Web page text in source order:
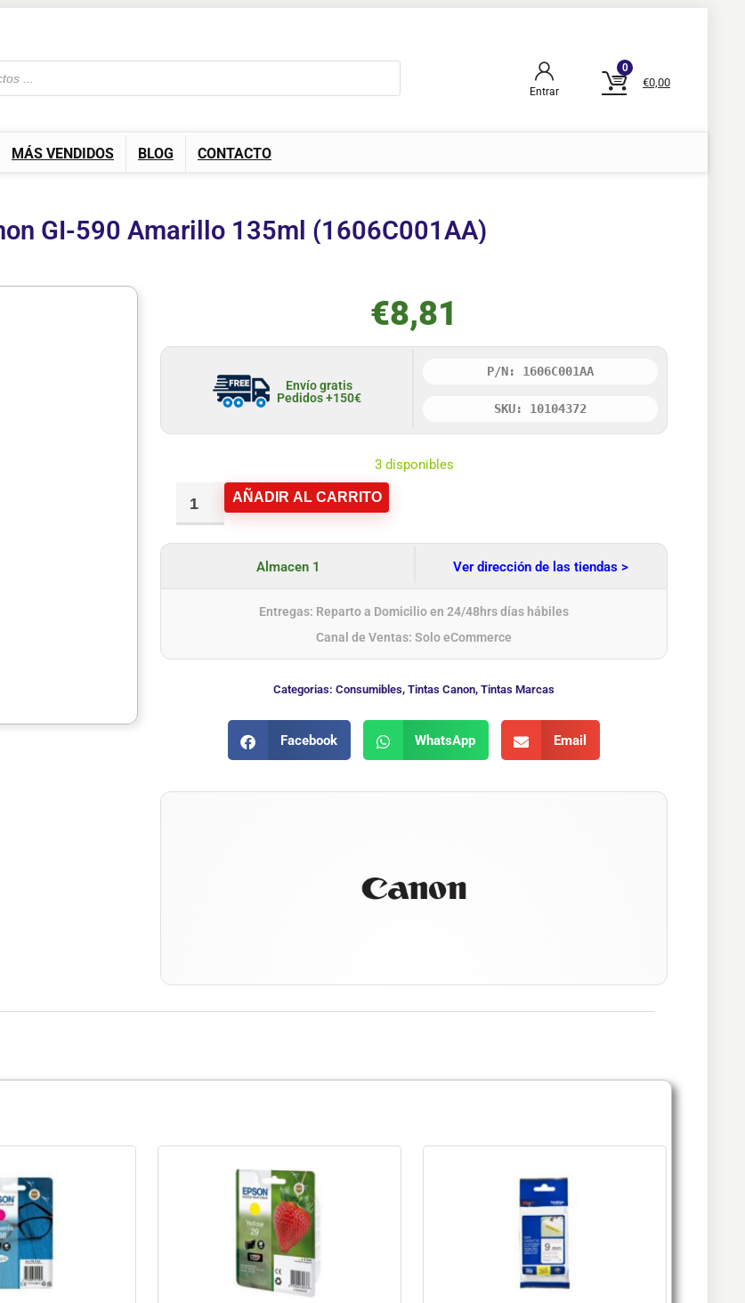
Entrar
0
€0,00
MÁS VENDIDOS BLOG CONTACTO
GI-590 Amarillo 135ml (1606C001AA)
€8,81
Envío gratis
Pedidos +150€
P/N: 1606C001AA
SKU: 10104372
3 disponibles
AÑADIR AL CARRITO
Almacen 1 Ver dirección de las tiendas >
Entregas: Reparto a Domicilio en 24/48hrs días hábiles
Canal de Ventas: Solo eCommerce
Categorias: Consumibles, Tintas Canon, Tintas Marcas
Facebook WhatsApp Email